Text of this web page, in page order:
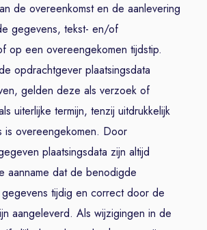
de overeenkomst en de aanlevering
gegevens, tekst- en/of
op een overeengekomen tijdstip.
opdrachtgever plaatsingsdata
gelden deze als verzoek of
uiterlijke termijn, tenzij uitdrukkelijk
is overeengekomen. Door
plaatsingsdata zijn altijd
aanname dat de benodigde
tijdig en correct door de
aangeleverd. Als wijzigingen in de